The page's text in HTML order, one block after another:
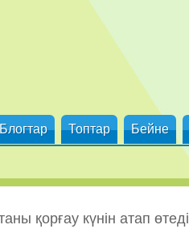
Блогтар Топтар Бейне
қорғау күнін атап өтеді